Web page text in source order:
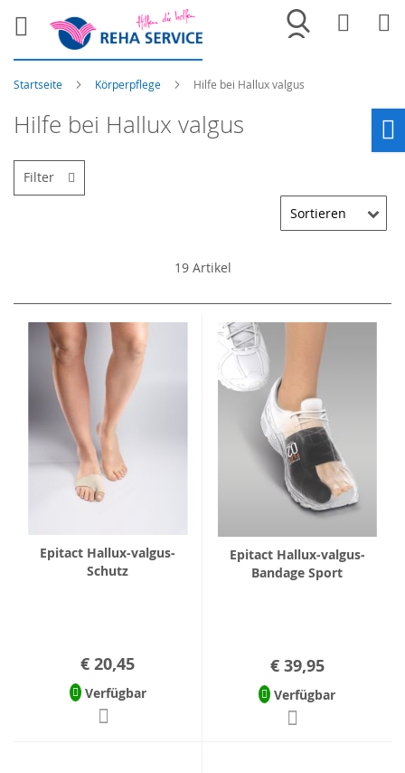
Merkliste
Startseite Körperpflege Hilfe bei Hallux valgus
Hilfe bei Hallux valgus
19Artikel
Epitact Hallux-valgus-
Schutz
€ 20,45
Verfügbar
Epitact Hallux-valgus-
Bandage Sport
€ 39,95
Verfügbar
Filter